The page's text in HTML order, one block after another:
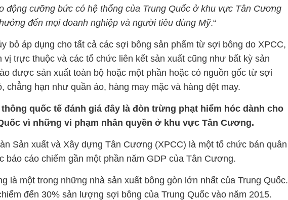
động cưỡng bức có hệ thống của Trung Quốc ở khu vực Tân Cương
đến mọi doanh nghiệp và người tiêu dùng Mỹ.“
bỏ áp dụng cho tất cả các sợi bông sản phẩm từ sợi bông do XPCC,
vị trực thuộc và các tổ chức liên kết sản xuất cũng như bất kỳ sản
được sản xuất toàn bộ hoặc một phần hoặc có nguồn gốc từ sợi
chẳng hạn như quần áo, hàng may mặc và hàng dệt may.
thông quốc tế đánh giá đây là đòn trừng phạt hiểm hóc dành cho
vì những vi phạm nhân quyền ở khu vực Tân Cương.
Sản xuất và Xây dựng Tân Cương (XPCC) là một tổ chức bán quân
báo cáo chiếm gần một phần năm GDP của Tân Cương.
là một trong những nhà sản xuất bông gòn lớn nhất của Trung Quốc.
đến 30% sản lượng sợi bông của Trung Quốc vào năm 2015.